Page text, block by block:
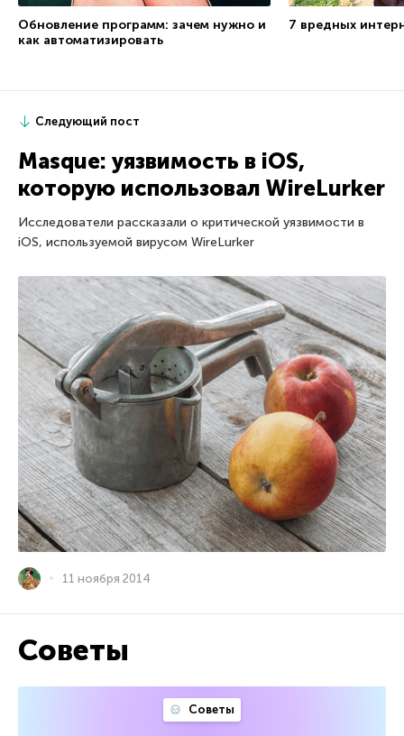
Обновление программ: зачем нужно и
как автоматизировать
7 вредных
Следующий пост
Masque: уязвимость в iOS,
которую использовал WireLurker
Исследователи рассказали о критической уязвимости в
iOS, используемой вирусом WireLurker
11 ноября 2014
Советы
Советы